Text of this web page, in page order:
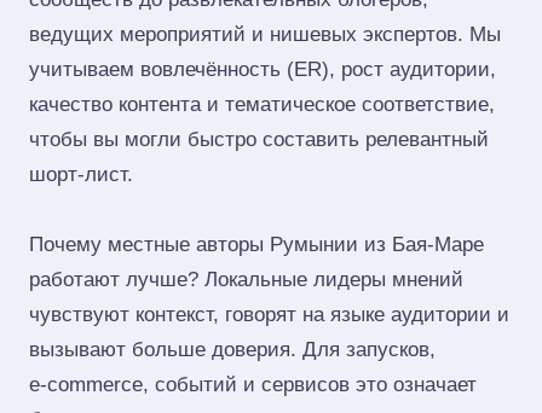
ведущих мероприятий и нишевых экспертов. Мы
учитываем вовлечённость (ER), рост аудитории,
качество контента и тематическое соответствие,
чтобы вы могли быстро составить релевантный
шорт‑лист.
Почему местные авторы Румынии из Бая-Маре
работают лучше? Локальные лидеры мнений
чувствуют контекст, говорят на языке аудитории и
вызывают больше доверия. Для запусков,
e‑commerce, событий и сервисов это означает